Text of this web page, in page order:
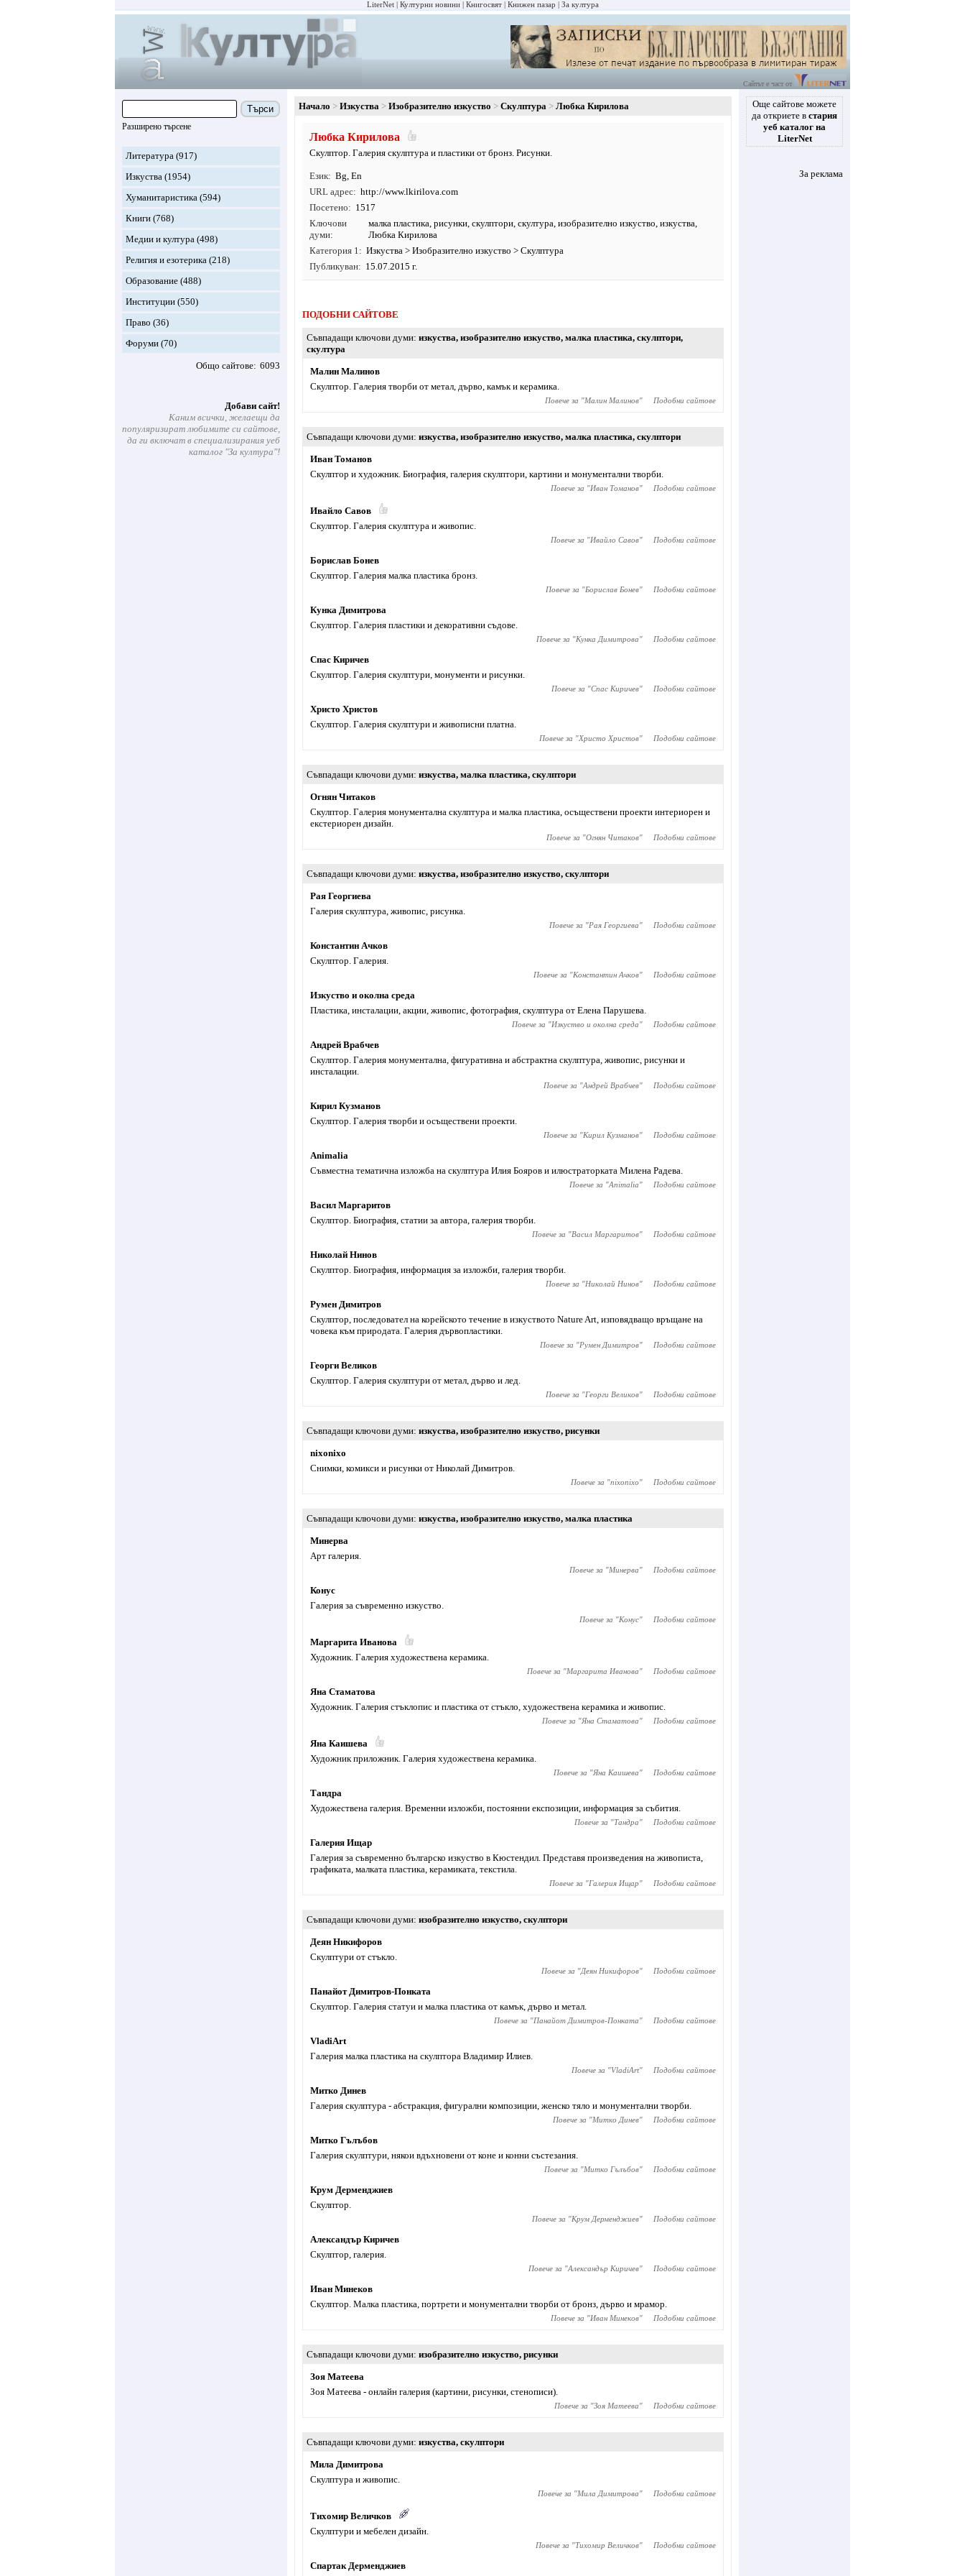
LiterNet Културни новини Книгосвят Книжен пазар За култура
Сайтът е част от
Търси
Разширено търсене
Литература (917)
Изкуства (1954)
Хуманитаристика (594)
Книги (768)
Медии и култура (498)
Религия и езотерика (218)
Образование (488)
Институции (550)
Право (36)
Форуми (70)
Общо сайтове 6093
Добави сайт!
Каним всички, желаещи да
популяризират любимите си сайтове,
да ги включат в специализирания уеб
каталог "За култура"!
Начало Изкуства Изобразително изкуство Скулптура Любка Кирилова
Любка Кирилова
Скулптор. Галерия скулптура и пластики от бронз. Рисунки.
Език Bg, En
URL адрес
http://www.lkirilova.com
Посетено
1517
Ключови
думи
малка пластика, рисунки, скулптори, скултура, изобразително изкуство, изкуства,
Любка Кирилова
Категория 1
Изкуства > Изобразително изкуство > Скулптура
Публикуван
15.07.2015 г.
ПОДОБНИ САЙТОВЕ
Съвпадащи ключови думи изкуства, изобразително изкуство, малка пластика, скулптори,
скултура
Малин Малинов
Скулптор. Галерия творби от метал, дърво, камък и керамика.
Повече за "Малин Малинов" Подобни сайтове
Съвпадащи ключови думи изкуства, изобразително изкуство, малка пластика, скулптори
Иван Томанов
Скулптор и художник. Биография, галерия скулптори, картини и монументални творби.
Повече за "Иван Томанов" Подобни сайтове
Ивайло Савов
Скулптор. Галерия скулптура и живопис.
Повече за "Ивайло Савов" Подобни сайтове
Борислав Бонев
Скулптор. Галерия малка пластика бронз.
Повече за "Борислав Бонев" Подобни сайтове
Кунка Димитрова
Скулптор. Галерия пластики и декоративни съдове.
Повече за "Кунка Димитрова" Подобни сайтове
Спас Киричев
Скулптор. Галерия скулптури, монументи и рисунки.
Повече за "Спас Киричев" Подобни сайтове
Христо Христов
Скулптор. Галерия скулптури и живописни платна.
Повече за "Христо Христов" Подобни сайтове
Съвпадащи ключови думи изкуства, малка пластика, скулптори
Огнян Читаков
Скулптор. Галерия монументална скулптура и малка пластика, осъществени проекти интериорен и
екстериорен дизайн.
Повече за "Огнян Читаков" Подобни сайтове
Съвпадащи ключови думи изкуства, изобразително изкуство, скулптори
Рая Георгиева
Галерия скулптура, живопис, рисунка.
Повече за "Рая Георгиева" Подобни сайтове
Константин Ачков
Скулптор. Галерия.
Повече за "Константин Ачков" Подобни сайтове
Изкуство и околна среда
Пластика, инсталации, акции, живопис, фотография, скулптура от Елена Парушева.
Повече за "Изкуство и околна среда" Подобни сайтове
Андрей Врабчев
Скулптор. Галерия монументална, фигуративна и абстрактна скулптура, живопис, рисунки и
инсталации.
Повече за "Андрей Врабчев" Подобни сайтове
Кирил Кузманов
Скулптор. Галерия творби и осъществени проекти.
Повече за "Кирил Кузманов" Подобни сайтове
Animaliа
Съвместна тематична изложба на скулптура Илия Бояров и илюстраторката Милена Радева.
Повече за "Animaliа" Подобни сайтове
Васил Маргаритов
Скулптор. Биография, статии за автора, галерия творби.
Повече за "Васил Маргаритов" Подобни сайтове
Николай Нинов
Скулптор. Биография, информация за изложби, галерия творби.
Повече за "Николай Нинов" Подобни сайтове
Румен Димитров
Скулптор, последовател на корейското течение в изкуството Nature Art, изповядващо връщане на
човека към природата. Галерия дървопластики.
Повече за "Румен Димитров" Подобни сайтове
Георги Великов
Скулптор. Галерия скулптури от метал, дърво и лед.
Повече за "Георги Великов" Подобни сайтове
Съвпадащи ключови думи изкуства, изобразително изкуство, рисунки
nixonixo
Снимки, комикси и рисунки от Николай Димитров.
Повече за "nixonixo" Подобни сайтове
Съвпадащи ключови думи изкуства, изобразително изкуство, малка пластика
Минерва
Арт галерия.
Повече за "Минерва" Подобни сайтове
Конус
Галерия за съвременно изкуство.
Повече за "Конус" Подобни сайтове
Маргарита Иванова
Художник. Галерия художествена керамика.
Повече за "Маргарита Иванова" Подобни сайтове
Яна Стаматова
Художник. Галерия стъклопис и пластика от стъкло, художествена керамика и живопис.
Повече за "Яна Стаматова" Подобни сайтове
Яна Каишева
Художник приложник. Галерия художествена керамика.
Повече за "Яна Каишева" Подобни сайтове
Тандра
Художествена галерия. Временни изложби, постоянни експозиции, информация за събития.
Повече за "Тандра" Подобни сайтове
Галерия Ищар
Галерия за съвременно българско изкуство в Кюстендил. Представя произведения на живописта,
графиката, малката пластика, керамиката, текстила.
Повече за "Галерия Ищар" Подобни сайтове
Съвпадащи ключови думи изобразително изкуство, скулптори
Деян Никифоров
Скулптури от стъкло.
Повече за "Деян Никифоров" Подобни сайтове
Панайот Димитров-Понката
Скулптор. Галерия статуи и малка пластика от камък, дърво и метал.
Повече за "Панайот Димитров-Понката" Подобни сайтове
VladiArt
Галерия малка пластика на скулптора Владимир Илиев.
Повече за "VladiArt" Подобни сайтове
Митко Динев
Галерия скулптура - абстракция, фигурални композиции, женско тяло и монументални творби.
Повече за "Митко Динев" Подобни сайтове
Митко Гълъбов
Галерия скулптури, някои вдъхновени от коне и конни състезания.
Повече за "Митко Гълъбов" Подобни сайтове
Крум Дерменджиев
Скулптор.
Повече за "Крум Дерменджиев" Подобни сайтове
Александър Киричев
Скулптор, галерия.
Повече за "Александър Киричев" Подобни сайтове
Иван Минеков
Скулптор. Малка пластика, портрети и монументални творби от бронз, дърво и мрамор.
Повече за "Иван Минеков" Подобни сайтове
Съвпадащи ключови думи изобразително изкуство, рисунки
Зоя Матеева
Зоя Матеева - онлайн галерия (картини, рисунки, стенописи).
Повече за "Зоя Матеева" Подобни сайтове
Съвпадащи ключови думи изкуства, скулптори
Мила Димитрова
Скулптура и живопис.
Повече за "Мила Димитрова" Подобни сайтове
Тихомир Величков
Скулптури и мебелен дизайн.
Повече за "Тихомир Величков" Подобни сайтове
Спартак Дерменджиев
Още сайтове можете
да откриете в стария
уеб каталог на
LiterNet
За реклама